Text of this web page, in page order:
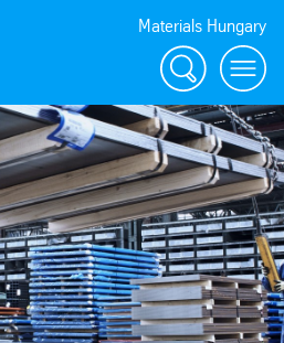
Materials Hungary
Search Menu